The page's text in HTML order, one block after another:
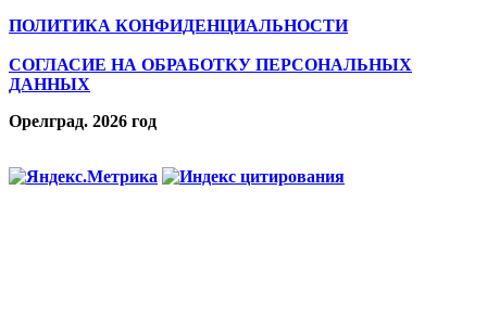
ПОЛИТИКА КОНФИДЕНЦИАЛЬНОСТИ
СОГЛАСИЕ НА ОБРАБОТКУ ПЕРСОНАЛЬНЫХ
ДАННЫХ
Орелград. 2026 год